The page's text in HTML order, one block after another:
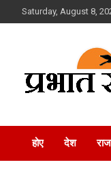
to
Saturday, August 8,
होए देश